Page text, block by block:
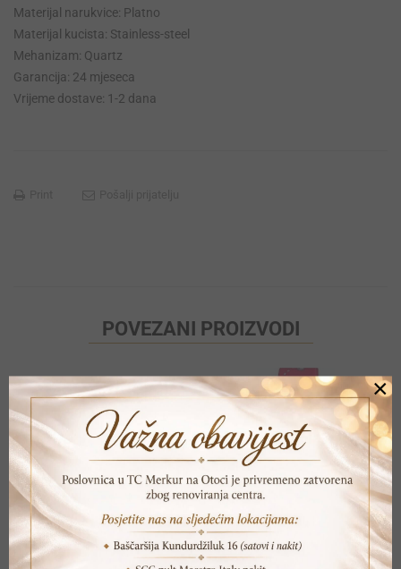
Materijal narukvice: Platno
Materijal kucista: Stainless-steel
Mehanizam: Quartz
Garancija: 24 mjeseca
Vrijeme dostave: 1-2 dana
POVEZANI PROIZVODI
×